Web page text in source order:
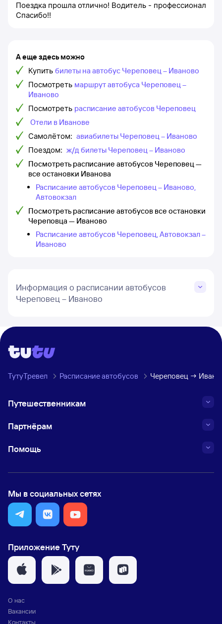
Поездка прошла отлично! Водитель - профессионал
Спасибо!!
А еще здесь можно
Купить билеты на автобус Череповец – Иваново
Посмотреть маршрут автобуса Череповец –
Иваново
Посмотреть расписание автобусов Череповец
Отели в Иванове
Самолётом: авиабилеты Череповец – Иваново
Поездом: ж/д билеты Череповец – Иваново
Посмотреть расписание автобусов Череповец —
все остановки Иванова
Расписание автобусов Череповец – Иваново,
Автовокзал
Посмотреть расписание автобусов все остановки
Череповца — Иваново
Расписание автобусов Череповец, Автовокзал –
Иваново
Информация о расписании автобусов
Череповец – Иваново
ТутуТревел Расписание автобусов Череповец →
Путешественникам
Партнёрам
Помощь
Мы в социальных сетях
Приложение Туту
О нас
Вакансии
Контакты